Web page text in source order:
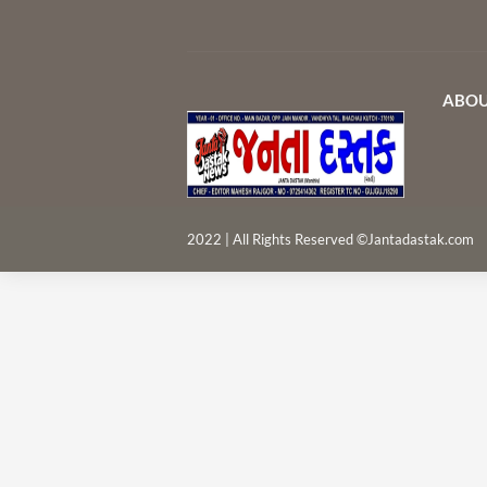
2022 | All Rights Reserved ©Jantadastak.com